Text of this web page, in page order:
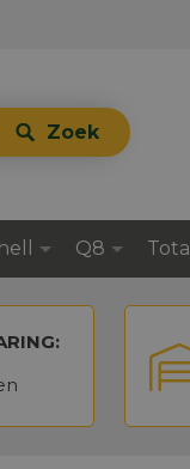
Zoek
Q8 Total